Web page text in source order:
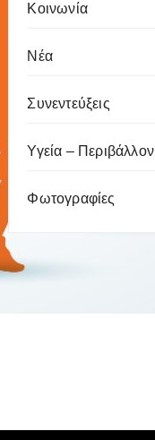
Κοινωνία
Νέα
Συνεντεύξεις
Υγεία – Περιβάλλον
Φωτογραφίες